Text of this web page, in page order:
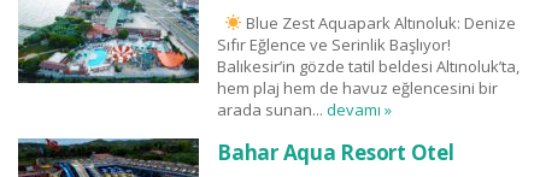
Blue Zest Aquapark Altınoluk: Denize
Sıfır Eğlence ve Serinlik Başlıyor!
Balıkesir’in gözde tatil beldesi Altınoluk’ta,
hem plaj hem de havuz eğlencesini bir
arada sunan... devamı »
Bahar Aqua Resort Otel